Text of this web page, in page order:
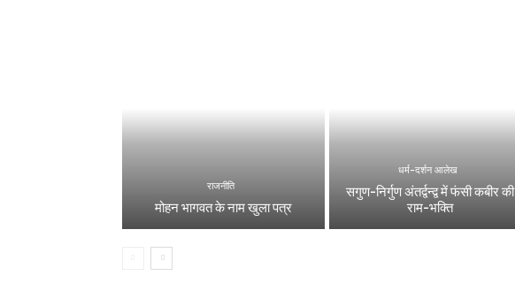
राजनीति
मोहन भागवत के नाम खुला पत्र
धर्म-दर्शन आलेख
सगुण-निर्गुण अंतर्द्वन्द्व में फंसी कबीर की
राम-भक्ति